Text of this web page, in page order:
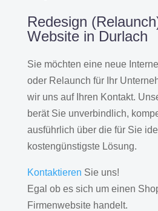
Redesign
Website in Durlach
Sie möchten eine neue
oder Relaunch für Ihr
wir uns auf Ihren Kontakt.
berät Sie unverbindlich,
ausführlich über die für Sie
kostengünstigste Lösung.
Kontaktieren Sie uns!
Egal ob es sich um einen
Firmenwebsite handelt.